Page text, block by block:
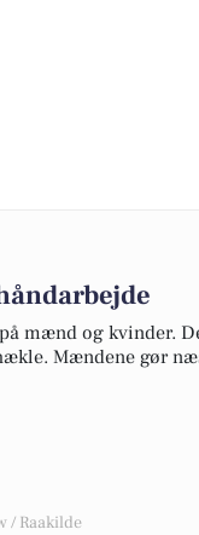
mænd og kvinder.
Mændene gør
/ Raakilde